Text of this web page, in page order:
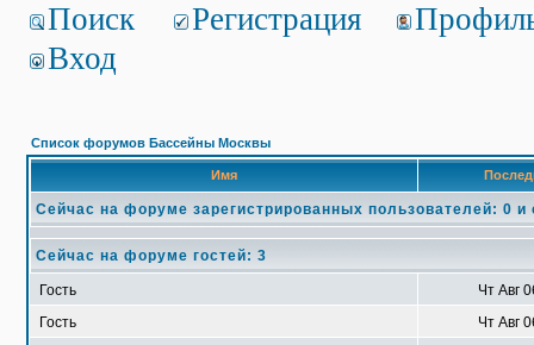
Поиск Регистрация
Вход
Список форумов Бассейны Москвы
Имя
Сейчас на форуме зарегистрированных пользователей: 0
Сейчас на форуме гостей: 3
Гость
Чт Авг
Гость
Чт Авг